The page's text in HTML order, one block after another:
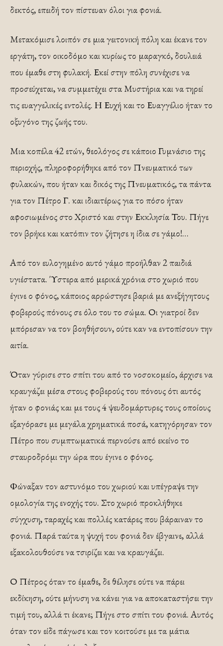
δεκτός, επειδή τον πίστευαν όλοι για φονιά.
Μετακόμισε λοιπόν σε μια γειτονική πόλη και έκανε τον
εργάτη, τον οικοδόμο και κυρίως το μαραγκό, δουλειά
που έμαθε στη φυλακή. Εκεί στην πόλη συνέχισε να
προσεύχεται, να συμμετέχει στα Μυστήρια και να τηρεί
τις ευαγγελικές εντολές. Η Ευχή και το Ευαγγέλιο ήταν το
οξυγόνο της ζωής του.
Μια κοπέλα 42 ετών, θεολόγος σε κάποιο Γυμνάσιο της
περιοχής, πληροφορήθηκε από τον Πνευματικό των
φυλακών, που ήταν και δικός της Πνευματικός, τα πάντα
για τον Πέτρο Γ. και ιδιαιτέρως για το πόσο ήταν
αφοσιωμένος στο Χριστό και στην Εκκλησία Του. Πήγε
τον βρήκε και κατόπιν τον ζήτησε η ίδια σε γάμο!…
Από τον ευλογημένο αυτό γάμο προήλθαν 2 παιδιά
υγιέστατα. Ύστερα από μερικά χρόνια στο χωριό που
έγινε ο φόνος, κάποιος αρρώστησε βαριά με ανεξήγητους
φοβερούς πόνους σε όλο του το σώμα. Οι γιατροί δεν
μπόρεσαν να τον βοηθήσουν, ούτε καν να εντοπίσουν την
αιτία.
Όταν γύρισε στο σπίτι του από το νοσοκομείο, άρχισε να
κραυγάζει μέσα στους φοβερούς του πόνους ότι αυτός
ήταν ο φονιάς και με τους 4 ψευδομάρτυρες τους οποίους
εξαγόρασε με μεγάλα χρηματικά ποσά, κατηγόρησαν τον
Πέτρο που συμπτωματικά περνούσε από εκείνο το
σταυροδρόμι την ώρα που έγινε ο φόνος.
Φώναξαν τον αστυνόμο του χωριού και υπέγραψε την
ομολογία της ενοχής του. Στο χωριό προκλήθηκε
σύγχυση, ταραχές και πολλές κατάρες που βάραιναν το
φονιά. Παρά ταύτα η ψυχή του φονιά δεν έβγαινε, αλλά
εξακολουθούσε να τσιρίζει και να κραυγάζει.
Ο Πέτρος όταν το έμαθε, δε θέλησε ούτε να πάρει
εκδίκηση, ούτε μήνυση να κάνει για να αποκαταστήσει την
τιμή του, αλλά τι έκανε; Πήγε στο σπίτι του φονιά. Αυτός
όταν τον είδε πάγωσε και τον κοιτούσε με τα μάτια